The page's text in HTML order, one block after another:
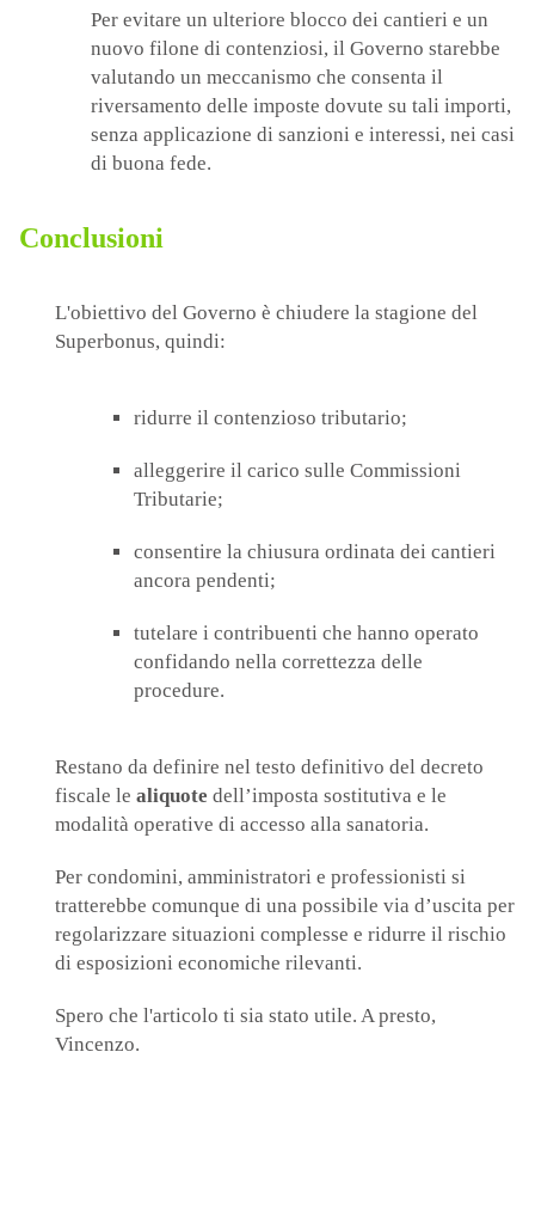
Per evitare un ulteriore blocco dei cantieri e un
nuovo filone di contenziosi, il Governo starebbe
valutando un meccanismo che consenta il
riversamento delle imposte dovute su tali importi,
senza applicazione di sanzioni e interessi, nei casi
di buona fede.
Conclusioni
L'obiettivo del Governo è chiudere la stagione del
Superbonus, quindi:
ridurre il contenzioso tributario;
alleggerire il carico sulle Commissioni
Tributarie;
consentire la chiusura ordinata dei cantieri
ancora pendenti;
tutelare i contribuenti che hanno operato
confidando nella correttezza delle
procedure.
Restano da definire nel testo definitivo del decreto
fiscale le aliquote dell’imposta sostitutiva e le
modalità operative di accesso alla sanatoria.
Per condomini, amministratori e professionisti si
tratterebbe comunque di una possibile via d’uscita per
regolarizzare situazioni complesse e ridurre il rischio
di esposizioni economiche rilevanti.
Spero che l'articolo ti sia stato utile. A presto,
Vincenzo.